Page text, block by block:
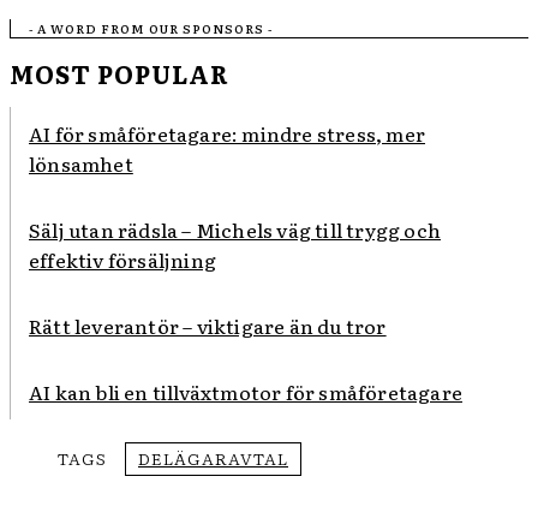
- A WORD FROM OUR SPONSORS -
MOST POPULAR
AI för småföretagare: mindre stress, mer
lönsamhet
Sälj utan rädsla – Michels väg till trygg och
effektiv försäljning
Rätt leverantör – viktigare än du tror
AI kan bli en tillväxtmotor för småföretagare
TAGS DELÄGARAVTAL